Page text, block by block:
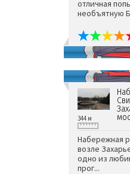
отличная
необъятную
344 м
Набережная
возле
одно из
прог...